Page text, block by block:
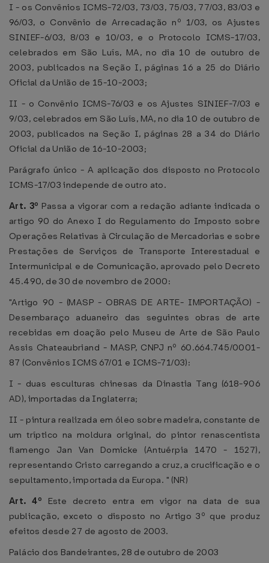
I - os Convênios ICMS-72/03, 73/03, 75/03, 77/03, 83/03 e
96/03, o Convênio de Arrecadação nº 1/03, os Ajustes
SINIEF-6/03, 8/03 e 10/03, e o Protocolo ICMS-17/03,
celebrados em São Luís, MA, no dia 10 de outubro de
2003, publicados na Seção I, páginas 16 a 25 do Diário
Oficial da União de 15-10-2003;
II - o Convênio ICMS-76/03 e os Ajustes SINIEF-7/03 e
9/03, celebrados em São Luís, MA, no dia 10 de outubro de
2003, publicados na Seção I, páginas 28 a 34 do Diário
Oficial da União de 16-10-2003;
Parágrafo único - A aplicação dos disposto no Protocolo
ICMS-17/03 independe de outro ato.
Art. 3º Passa a vigorar com a redação adiante indicada o
artigo 90 do Anexo I do Regulamento do Imposto sobre
Operações Relativas à Circulação de Mercadorias e sobre
Prestações de Serviços de Transporte Interestadual e
Intermunicipal e de Comunicação, aprovado pelo Decreto
45.490, de 30 de novembro de 2000:
"Artigo 90 - (MASP - OBRAS DE ARTE- IMPORTAÇÃO) -
Desembaraço aduaneiro das seguintes obras de arte
recebidas em doação pelo Museu de Arte de São Paulo
Assis Chateaubriand - MASP, CNPJ nº 60.664.745/0001-
87 (Convênios ICMS 67/01 e ICMS-71/03):
I - duas esculturas chinesas da Dinastia Tang (618-906
AD), importadas da Inglaterra;
II - pintura realizada em óleo sobre madeira, constante de
um tríptico na moldura original, do pintor renascentista
flamengo Jan Van Domicke (Antuérpia 1470 - 1527),
representando Cristo carregando a cruz, a crucificação e o
sepultamento, importada da Europa. " (NR)
Art. 4º Este decreto entra em vigor na data de sua
publicação, exceto o disposto no Artigo 3º que produz
efeitos desde 27 de agosto de 2003.
Palácio dos Bandeirantes, 28 de outubro de 2003